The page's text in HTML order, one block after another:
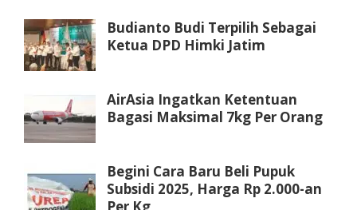
Budianto Budi Terpilih Sebagai
Ketua DPD Himki Jatim
AirAsia Ingatkan Ketentuan
Bagasi Maksimal 7kg Per Orang
Begini Cara Baru Beli Pupuk
Subsidi 2025, Harga Rp 2.000-an
Per Kg